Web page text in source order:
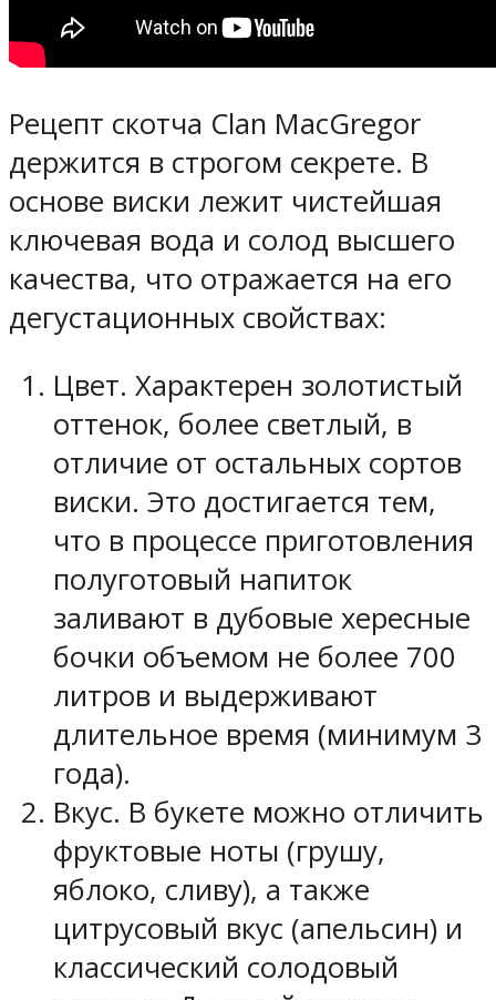
Рецепт скотча Clan MacGregor
держится в строгом секрете. В
основе виски лежит чистейшая
ключевая вода и солод высшего
качества, что отражается на его
дегустационных свойствах:
Цвет. Характерен золотистый
оттенок, более светлый, в
отличие от остальных сортов
виски. Это достигается тем,
что в процессе приготовления
полуготовый напиток
заливают в дубовые хересные
бочки объемом не более 700
литров и выдерживают
длительное время (минимум 3
года).
Вкус. В букете можно отличить
фруктовые ноты (грушу,
яблоко, сливу), а также
цитрусовый вкус (апельсин) и
классический солодовый